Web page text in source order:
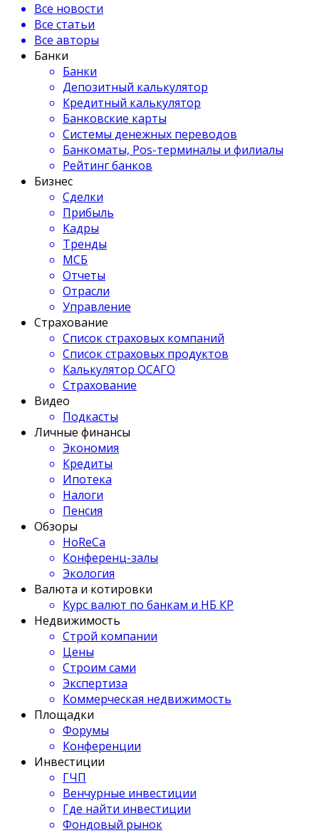
Все новости
Все статьи
Все авторы
Банки
Банки
Депозитный калькулятор
Кредитный калькулятор
Банковские карты
Системы денежных переводов
Банкоматы, Pos-терминалы и филиалы
Рейтинг банков
Бизнес
Сделки
Прибыль
Кадры
Тренды
МСБ
Отчеты
Отрасли
Управление
Страхование
Список страховых компаний
Список страховых продуктов
Калькулятор ОСАГО
Страхование
Видео
Подкасты
Личные финансы
Экономия
Кредиты
Ипотека
Налоги
Пенсия
Обзоры
HoReCa
Конференц-залы
Экология
Валюта и котировки
Курс валют по банкам и НБ КР
Недвижимость
Строй компании
Цены
Строим сами
Экспертиза
Коммерческая недвижимость
Площадки
Форумы
Конференции
Инвестиции
ГЧП
Венчурные инвестиции
Где найти инвестиции
Фондовый рынок